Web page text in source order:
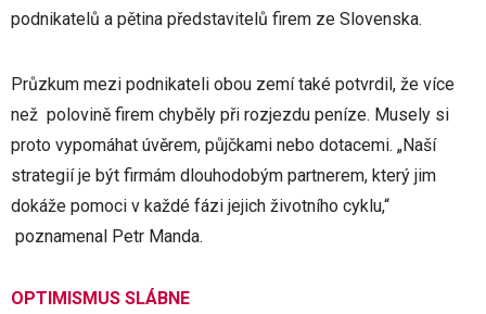
podnikatelů a pětina představitelů firem ze Slovenska.
Průzkum mezi podnikateli obou zemí také potvrdil, že více
než polovině firem chyběly při rozjezdu peníze. Musely si
proto vypomáhat úvěrem, půjčkami nebo dotacemi. „Naší
strategií je být firmám dlouhodobým partnerem, který jim
dokáže pomoci v každé fázi jejich životního cyklu,“
poznamenal Petr Manda.
OPTIMISMUS SLÁBNE